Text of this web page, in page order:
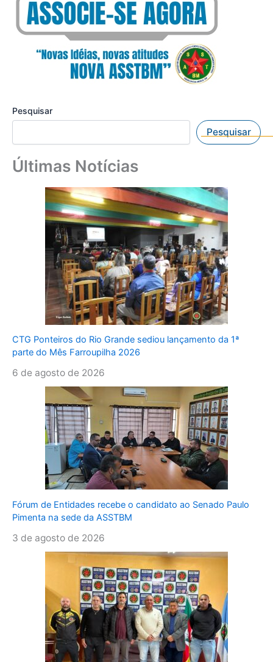
Pesquisar
Pesquisar
Últimas Notícias
CTG Ponteiros do Rio Grande sediou lançamento da 1ª
parte do Mês Farroupilha 2026
6 de agosto de 2026
Fórum de Entidades recebe o candidato ao Senado Paulo
Pimenta na sede da ASSTBM
3 de agosto de 2026